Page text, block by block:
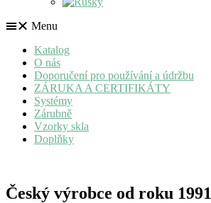
Menu
Katalog
O nás
Doporučení pro používání a údržbu
ZÁRUKA A CERTIFIKÁTY
Systémy
Zárubně
Vzorky skla
Doplňky
Český výrobce od roku 1991